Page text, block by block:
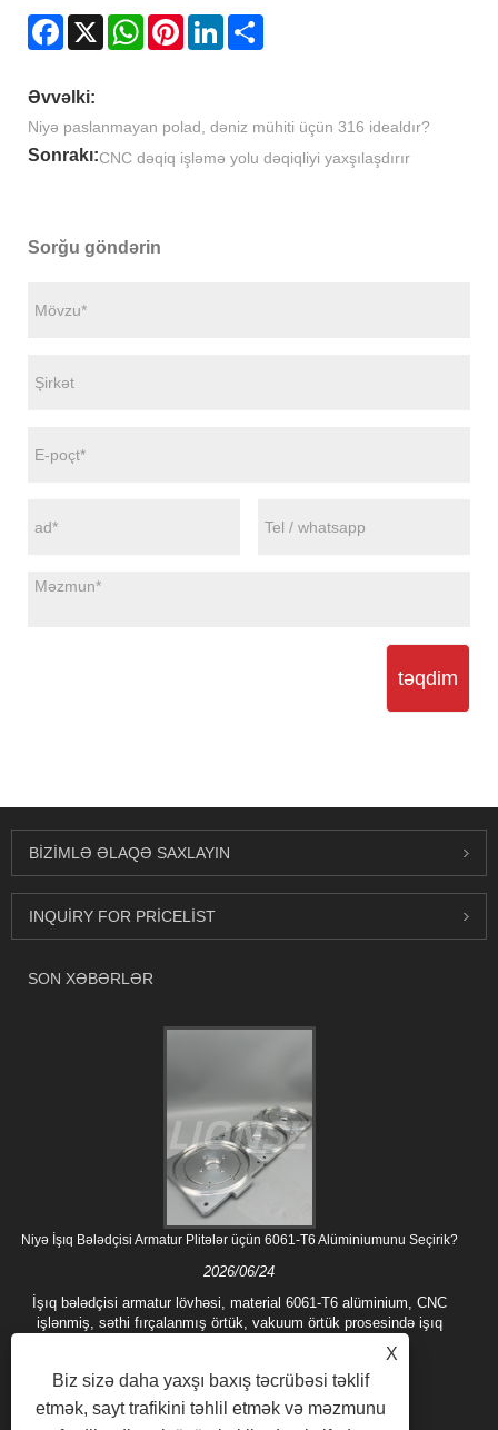
Facebook
X WhatsAppPinterestLinkedIn
Əvvəlki:
Niyə paslanmayan polad, dəniz mühiti üçün 316 idealdır?
Sonrakı:CNC dəqiq işləmə yolu dəqiqliyi yaxşılaşdırır
Sorğu göndərin
təqdim
BIZIMLƏ ƏLAQƏ SAXLAYIN
INQUIRY FOR PRICELIST
SON XƏBƏRLƏR
Niyə İşıq Bələdçisi Armatur Plitələr üçün 6061-T6 Alüminiumunu Seçirik?
2026/06/24
İşıq bələdçisi armatur lövhəsi, material 6061-T6 alüminium, CNC
işlənmiş, səthi fırçalanmış örtük, vakuum örtük prosesində işıq
X
Biz sizə daha yaxşı baxış təcrübəsi təklif
etmək, sayt trafikini təhlil etmək və məzmunu